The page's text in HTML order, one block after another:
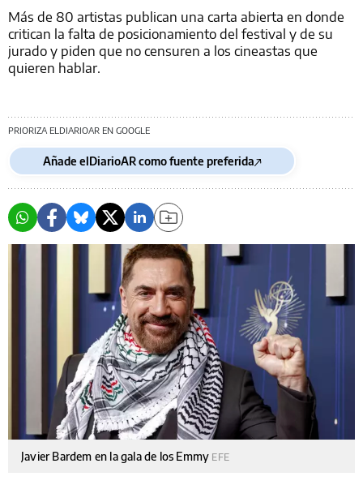
Más de 80 artistas publican una carta abierta en donde
critican la falta de posicionamiento del festival y de su
jurado y piden que no censuren a los cineastas que
quieren hablar.
PRIORIZA ELDIARIOAR EN GOOGLE
Añade elDiarioAR como fuente preferida
Javier Bardem en la gala de los Emmy EFE